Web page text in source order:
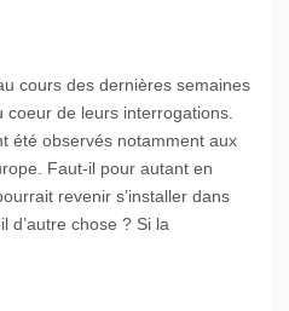
cours des dernières semaines
coeur de leurs interrogations.
été observés notamment aux
Faut-il pour autant en
revenir s’installer dans
d’autre chose ? Si la